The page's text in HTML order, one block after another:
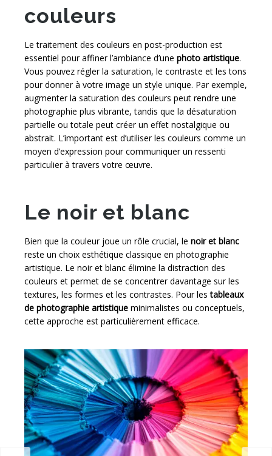
couleurs
Le traitement des couleurs en post-production est
essentiel pour affiner l’ambiance d’une photo artistique.
Vous pouvez régler la saturation, le contraste et les tons
pour donner à votre image un style unique. Par exemple,
augmenter la saturation des couleurs peut rendre une
photographie plus vibrante, tandis que la désaturation
partielle ou totale peut créer un effet nostalgique ou
abstrait. L’important est d’utiliser les couleurs comme un
moyen d’expression pour communiquer un ressenti
particulier à travers votre œuvre.
Le noir et blanc
Bien que la couleur joue un rôle crucial, le noir et blanc
reste un choix esthétique classique en photographie
artistique. Le noir et blanc élimine la distraction des
couleurs et permet de se concentrer davantage sur les
textures, les formes et les contrastes. Pour lestableaux
de photographie artistique minimalistes ou conceptuels,
cette approche est particulièrement efficace.